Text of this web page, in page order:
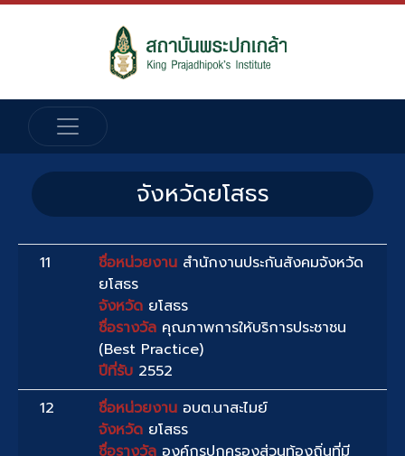
จังหวัดยโสธร
11 ชื่อหน่วยงาน สำนักงานประกันสังคมจังหวัด
ยโสธร
จังหวัด ยโสธร
ชื่อรางวัล คุณภาพการให้บริการประชาชน
(Best Practice)
ปีที่รับ 2552
12
ชื่อหน่วยงาน อบต.นาสะไมย์
จังหวัด ยโสธร
ชื่อรางวัล องค์กรปกครองส่วนท้องถิ่นที่มี